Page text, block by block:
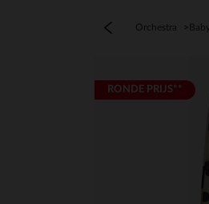
Orchestra
RONDE PRIJS**